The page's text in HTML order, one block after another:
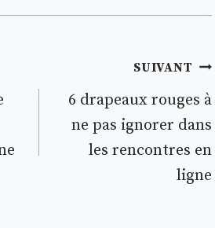
SUIVANT
6 drapeaux rouges à
ne pas ignorer dans
les rencontres en
ligne